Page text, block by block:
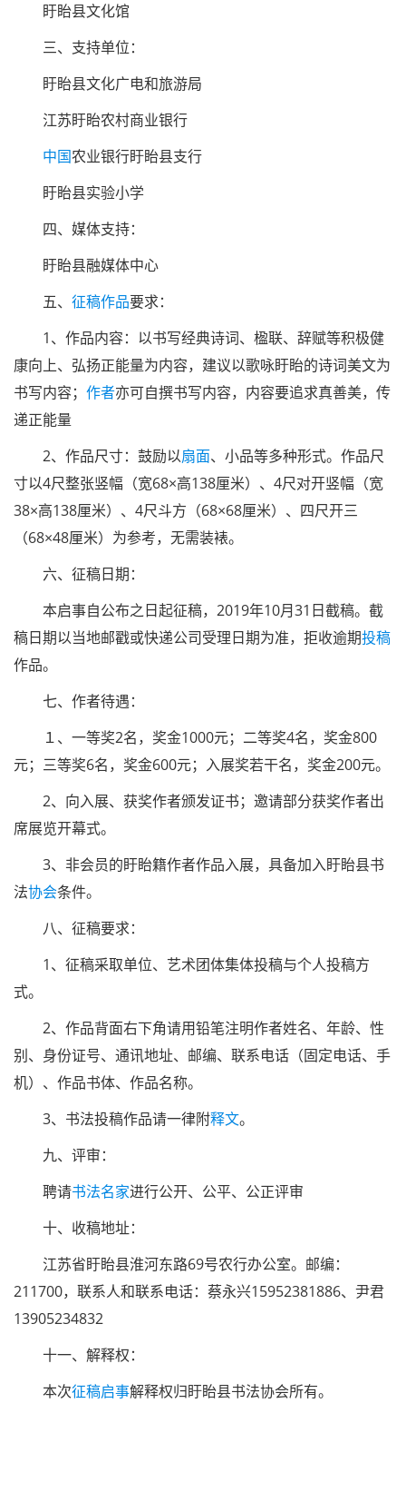
盱眙县文化馆
三、支持单位：
盱眙县文化广电和旅游局
江苏盱眙农村商业银行
中国农业银行盱眙县支行
盱眙县实验小学
四、媒体支持：
盱眙县融媒体中心
五、 征稿作品要求：
1、作品内容：以书写经典诗词、楹联、辞赋等积极健
康向上、弘扬正能量为内容，建议以歌咏盱眙的诗词美文为
书写内容； 作者亦可自撰书写内容，内容要追求真善美，传
递正能量
2、作品尺寸：鼓励以扇面、小品等多种形式。作品尺
寸以4尺整张竖幅（宽68×高138厘米）、4尺对开竖幅（宽
38×高138厘米）、4尺斗方（68×68厘米）、四尺开三
（68×48厘米）为参考，无需装裱。
六、征稿日期：
本启事自公布之日起征稿，2019年10月31日截稿。截
稿日期以当地邮戳或快递公司受理日期为准，拒收逾期投稿
作品。
七、作者待遇：
１、一等奖2名，奖金1000元；二等奖4名，奖金800
元；三等奖6名，奖金600元；入展奖若干名，奖金200元。
2、向入展、获奖作者颁发证书；邀请部分获奖作者出
席展览开幕式。
3、非会员的盱眙籍作者作品入展，具备加入盱眙县书
法协会条件。
八、征稿要求：
1、征稿采取单位、艺术团体集体投稿与个人投稿方
式。
2、作品背面右下角请用铅笔注明作者姓名、年龄、性
别、身份证号、通讯地址、邮编、联系电话（固定电话、手
机）、作品书体、作品名称。
3、书法投稿作品请一律附释文。
九、评审：
聘请书法名家进行公开、公平、公正评审
十、收稿地址：
江苏省盱眙县淮河东路69号农行办公室。邮编：
211700，联系人和联系电话：蔡永兴15952381886、尹君
13905234832
十一、解释权：
本次征稿启事解释权归盱眙县书法协会所有。